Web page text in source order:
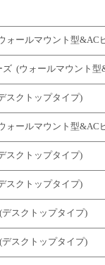
ォールマウント型&AC
ズ (ウォールマウント
スクトップタイプ)
ォールマウント型&AC
スクトップタイプ)
スクトップタイプ)
スクトップタイプ)
スクトップタイプ)